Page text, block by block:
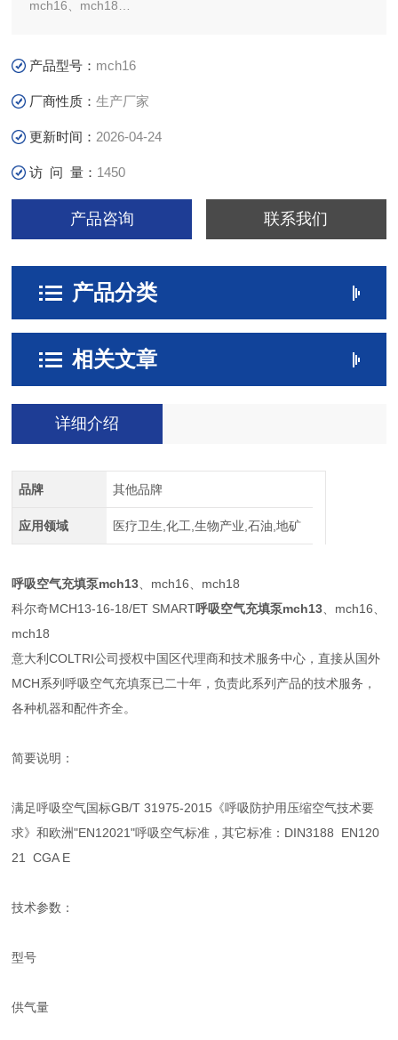
mch16、mch18
从国外MCH系列呼吸空气充填泵已二十年，负责此系列产品
的技术服务，各种机器和配件齐全。
产品型号： mch16
厂商性质：生产厂家
更新时间： 2026-04-24
访 问 量： 1450
产品咨询 联系我们
产品分类
相关文章
详细介绍
品牌 其他品牌
应用领域 医疗卫生,化工,生物产业,石油,地矿
呼吸空气充填泵mch13 、mch16、mch18
科尔奇MCH13-16-18/ET SMART呼吸空气充填泵mch13 、mch16、
mch18
意大利COLTRI公司授权中国区代理商和技术服务中心，直接从国外
MCH系列呼吸空气充填泵已二十年，负责此系列产品的技术服务，
各种机器和配件齐全。
简要说明：
满足呼吸空气国标GB/T 31975-2015《呼吸防护用压缩空气技术要
求》和欧洲"EN12021"呼吸空气标准，其它标准：DIN3188 EN120
21 CGA E
技术参数：
型号
供气量